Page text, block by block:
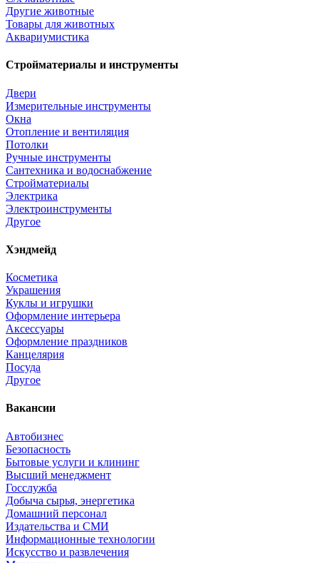
Другие животные
Товары для животных
Аквариумистика
Стройматериалы и инструменты
Двери
Измерительные инструменты
Окна
Отопление и вентиляция
Потолки
Ручные инструменты
Сантехника и водоснабжение
Стройматериалы
Электрика
Электроинструменты
Другое
Хэндмейд
Косметика
Украшения
Куклы и игрушки
Оформление интерьера
Аксессуары
Оформление праздников
Канцелярия
Посуда
Другое
Вакансии
Автобизнес
Безопасность
Бытовые услуги и клининг
Высший менеджмент
Госслужба
Добыча сырья, энергетика
Домашний персонал
Издательства и СМИ
Информационные технологии
Искусство и развлечения